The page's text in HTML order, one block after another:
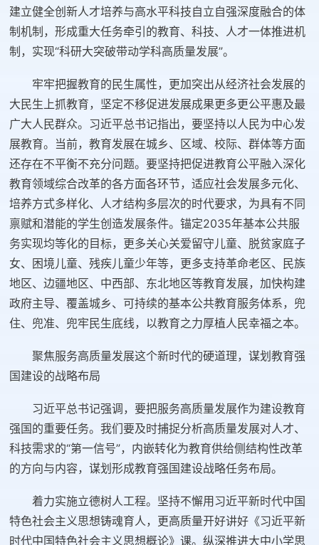
建立健全创新人才培养与高水平科技自立自强深度融合的体
制机制，形成重大任务牵引的教育、科技、人才一体推进机
制，实现“科研大突破带动学科高质量发展”。
牢牢把握教育的民生属性，更加突出从经济社会发展的
大民生上抓教育，坚定不移促进发展成果更多更公平惠及最
广大人民群众。习近平总书记指出，要坚持以人民为中心发
展教育。当前，教育发展在城乡、区域、校际、群体等方面
还存在不平衡不充分问题。要坚持把促进教育公平融入深化
教育领域综合改革的各方面各环节，适应社会发展多元化、
培养方式多样化、人才结构多层次的时代要求，为具有不同
禀赋和潜能的学生创造发展条件。锚定2035年基本公共服
务实现均等化的目标，更多关心关爱留守儿童、脱贫家庭子
女、困境儿童、残疾儿童少年等，更多支持革命老区、民族
地区、边疆地区、中西部、东北地区等教育发展，加快构建
政府主导、覆盖城乡、可持续的基本公共教育服务体系，兜
住、兜准、兜牢民生底线，以教育之力厚植人民幸福之本。
聚焦服务高质量发展这个新时代的硬道理，谋划教育强
国建设的战略布局
习近平总书记强调，要把服务高质量发展作为建设教育
强国的重要任务。我们要及时捕捉分析高质量发展对人才、
科技需求的“第一信号”，内嵌转化为教育供给侧结构性改革
的方向与内容，谋划形成教育强国建设战略任务布局。
着力实施立德树人工程。坚持不懈用习近平新时代中国
特色社会主义思想铸魂育人，更高质量开好讲好《习近平新
时代中国特色社会主义思想概论》课。纵深推进大中小学思